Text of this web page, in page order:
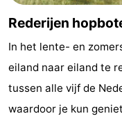
Medische
adressen
Regio
Friesland
Rederijen
In het lente- en
eiland naar eiland te
tussen alle vijf de
waardoor je kun